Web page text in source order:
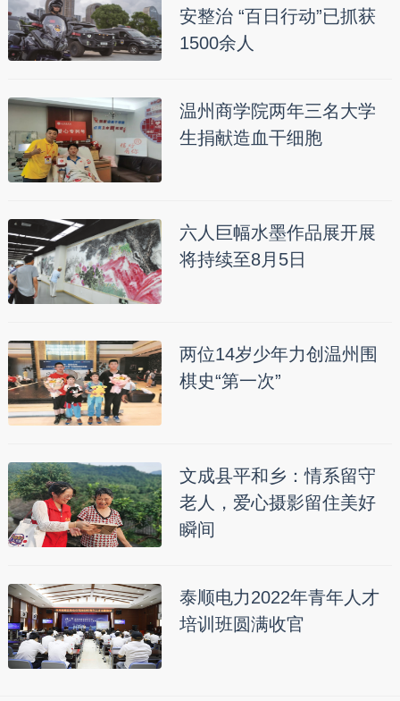
安整治 “百日行动”已抓获
1500余人
温州商学院两年三名大学
生捐献造血干细胞
六人巨幅水墨作品展开展
将持续至8月5日
两位14岁少年力创温州围
棋史“第一次”
文成县平和乡：情系留守
老人，爱心摄影留住美好
瞬间
泰顺电力2022年青年人才
培训班圆满收官